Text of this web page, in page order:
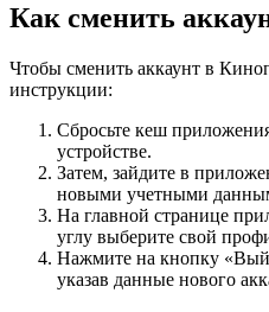
Как сменить
Чтобы сменить аккаунт в
инструкции:
Сбросьте кеш
устройстве.
Затем, зайдите в
новыми учетными
На главной странице
углу выберите свой
Нажмите на кнопку
указав данные нового